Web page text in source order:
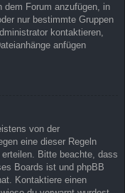
dem Forum anzufügen, in
nur bestimmte Gruppen
kontaktieren,
anfügen
von der
eine dieser Regeln
Bitte beachte, dass
Boards ist und phpBB
Kontaktiere einen